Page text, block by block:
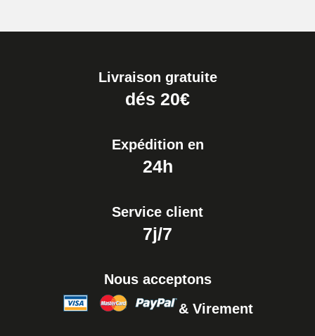
Livraison gratuite
dés 20€
Expédition en
24h
Service client
7j/7
Nous acceptons
& Virement